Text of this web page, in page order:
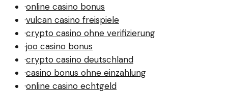
·online casino bonus
·vulcan casino freispiele
·crypto casino ohne verifizierung
·joo casino bonus
·crypto casino deutschland
·casino bonus ohne einzahlung
·online casino echtgeld